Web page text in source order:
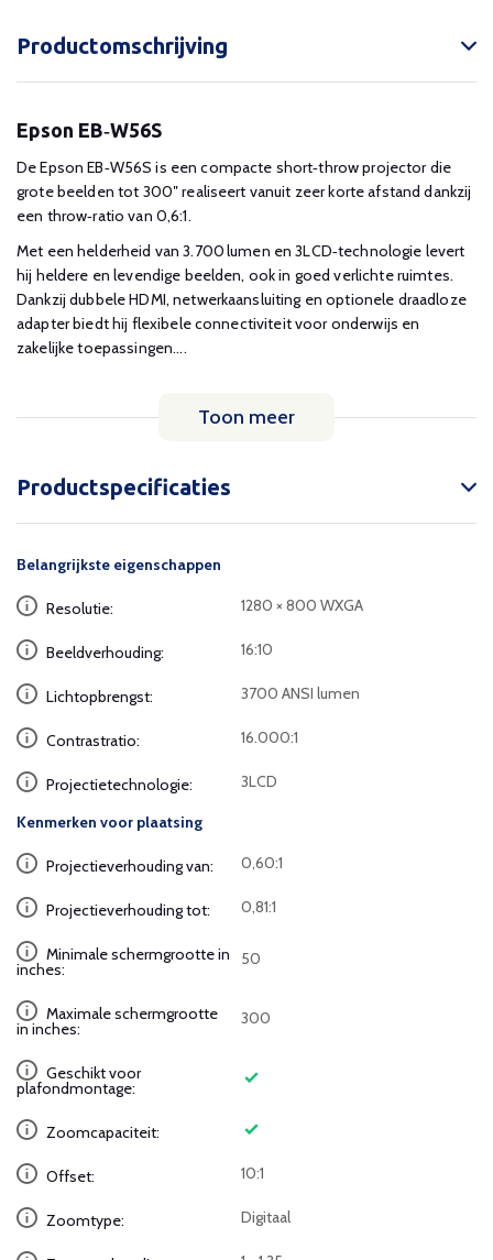
Productomschrijving
Epson EB‑W56S
De Epson EB‑W56S is een compacte short‑throw projector die
grote beelden tot 300″ realiseert vanuit zeer korte afstand dankzij
een throw‑ratio van 0,6:1.
Met een helderheid van 3.700 lumen en 3LCD‑technologie levert
hij heldere en levendige beelden, ook in goed verlichte ruimtes.
Dankzij dubbele HDMI, netwerkaansluiting en optionele draadloze
adapter biedt hij flexibele connectiviteit voor onderwijs en
zakelijke toepassingen....
Toon meer
Productspecificaties
Belangrijkste eigenschappen
Resolutie: 1280 × 800 WXGA
Beeldverhouding: 16:10
Lichtopbrengst: 3700 ANSI lumen
Contrastratio: 16.000:1
Projectietechnologie: 3LCD
Kenmerken voor plaatsing
Projectieverhouding van: 0,60:1
Projectieverhouding tot: 0,81:1
Minimale schermgrootte in
inches:
50
Maximale schermgrootte
in inches:
300
Geschikt voor
plafondmontage:
Zoomcapaciteit:
Offset: 10:1
Zoomtype: Digitaal